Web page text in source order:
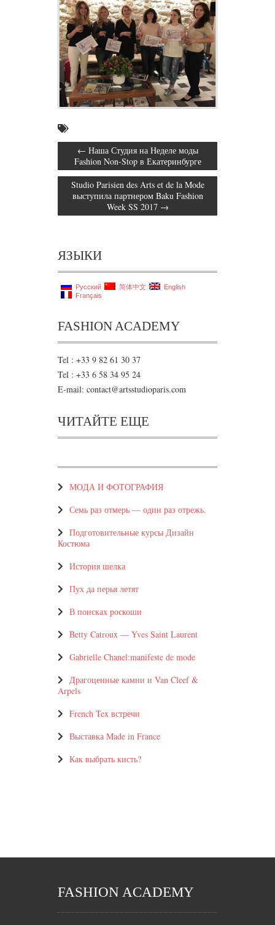
← Наша Студия на Неделе моды
Fashion Non-Stop в Екатеринбурге
Studio Parisien des Arts et de la Mode
выступила партнером Baku Fashion
Week SS 2017 →
ЯЗЫКИ
Русский 简体中文
English
Français
FASHION ACADEMY
Tel : +33 9 82 61 30 37
Tel : +33 6 58 34 95 24
E-mail: contact@artsstudioparis.com
ЧИТАЙТЕ ЕЩЕ
МOДА И ФОТОГРАФИЯ
Семь раз отмерь — один раз отрежь.
Подготовительные курсы Дизайн
Костюма
История шелка
Пух да перья летят
В поисках роскоши
Betty Catroux — Yves Saint Laurent
Gabrielle Chanel:manifeste de mode
Драгоценные камни и Van Cleef &
Arpels
French Tex встречи
Выставка Made in France
Как выбрать кисть?
FASHION ACADEMY